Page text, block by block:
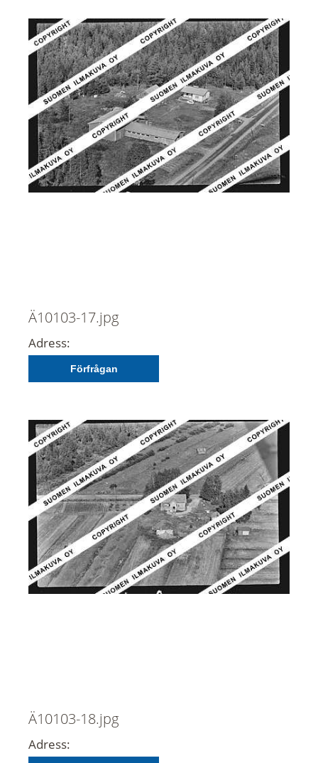
Ä10103-17.jpg
Adress:
Förfrågan
Ä10103-18.jpg
Adress: